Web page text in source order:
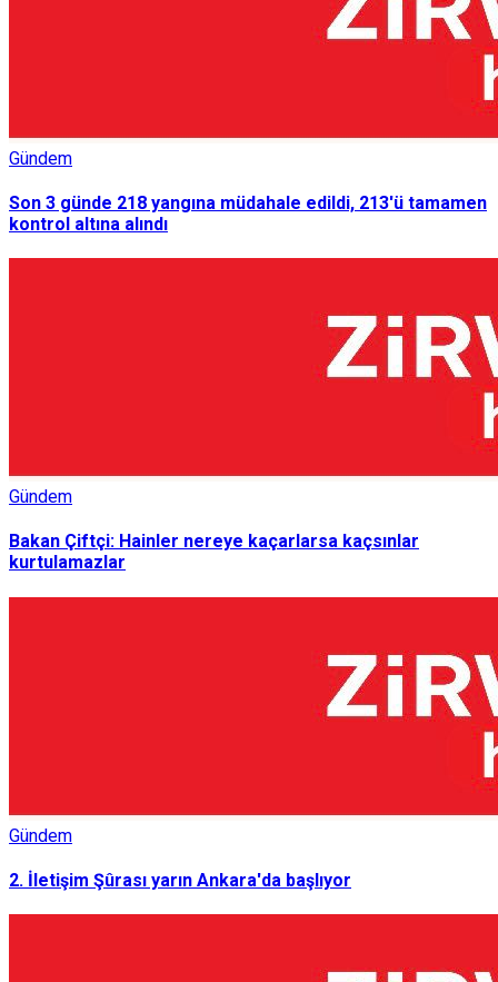
Gündem
Son 3 günde 218 yangına müdahale edildi, 213'ü tamamen
kontrol altına alındı
Gündem
Bakan Çiftçi: Hainler nereye kaçarlarsa kaçsınlar
kurtulamazlar
Gündem
2. İletişim Şûrası yarın Ankara'da başlıyor